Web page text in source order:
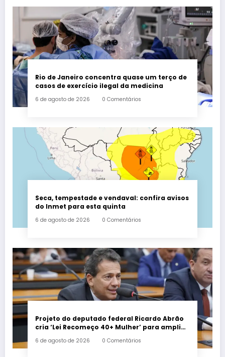
Rio de Janeiro concentra quase um terço de
casos de exercício ilegal da medicina
6 de agosto de 2026 0 Comentários
Seca, tempestade e vendaval: confira avisos
do Inmet para esta quinta
6 de agosto de 2026 0 Comentários
Projeto do deputado federal Ricardo Abrão
cria ‘Lei Recomeço 40+ Mulher’ para ampliar
preconceito por idade
6 de agosto de 2026 0 Comentários